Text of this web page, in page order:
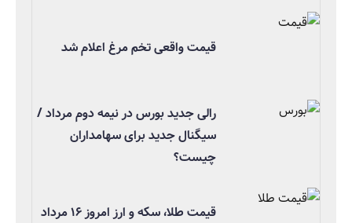
قیمت واقعی تخم مرغ اعلام شد
رالی جدید بورس در نیمه دوم مرداد /
سیگنال جدید برای سهامداران
چیست؟
قیمت طلا، سکه و ارز امروز ۱۶ مرداد